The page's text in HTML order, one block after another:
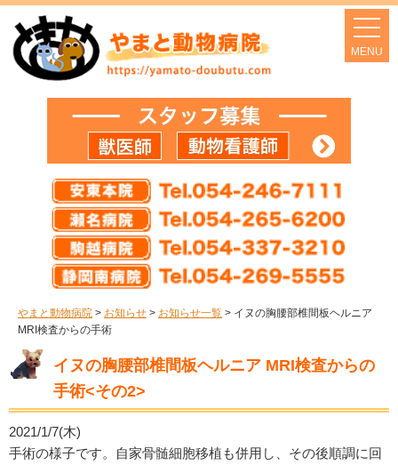
やまと動物病院 > お知らせ > お知らせ一覧 > イヌの胸腰部椎間板ヘルニア
MRI検査からの手術
イヌの胸腰部椎間板ヘルニア MRI検査からの
手術<その2>
2021/1/7(木)
手術の様子です。自家骨髄細胞移植も併用し、その後順調に回